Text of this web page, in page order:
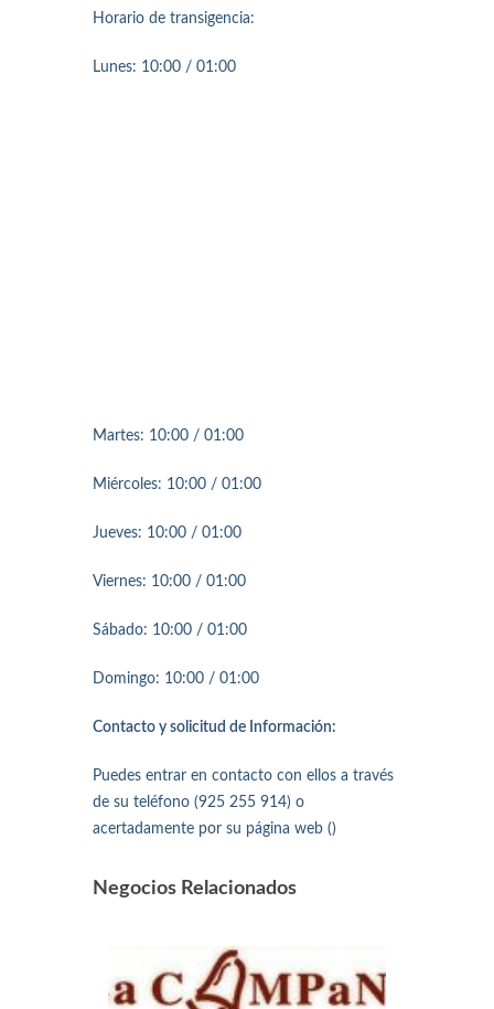
Horario de transigencia:
Lunes: 10:00 / 01:00
Martes: 10:00 / 01:00
Miércoles: 10:00 / 01:00
Jueves: 10:00 / 01:00
Viernes: 10:00 / 01:00
Sábado: 10:00 / 01:00
Domingo: 10:00 / 01:00
Contacto y solicitud de Información:
Puedes entrar en contacto con ellos a través
de su teléfono (925 255 914) o
acertadamente por su página web ()
Negocios Relacionados